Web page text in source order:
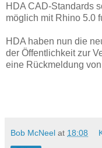
HDA CAD-Standards
möglich mit Rhino 5.0
HDA haben nun die
der Öffentlichkeit zur
eine Rückmeldung
Bob McNeel at 18:08